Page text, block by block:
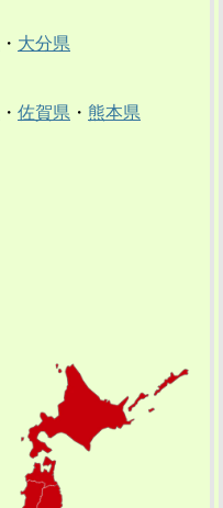
・ 大分県
・ 佐賀県 ・ 熊本県